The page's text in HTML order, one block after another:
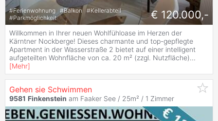
#Ferienwohnung #Balkon #Kellerabteil
#Parkmöglichkeit € 120.000,-
Willkommen in Ihrer neuen Wohlfühloase im Herzen der
Kärntner Nockberge! Dieses charmante und top-gepflegte
Apartment in der Wasserstraße 2 bietet auf einer intelligent
aufgeteilten Wohnfläche von ca. 20 m² (zzgl. Nutzfläche)...
[Mehr]
Gehen sie Schwimmen
9581 Finkenstein am Faaker See / 25m² / 1 Zimmer